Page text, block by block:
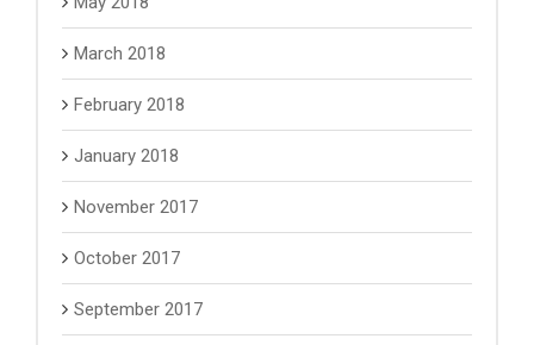
March 2018
February 2018
January 2018
November 2017
October 2017
September 2017